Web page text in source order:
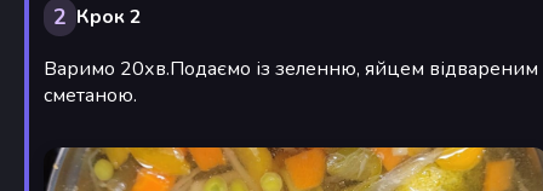
2 Крок 2
Варимо 20хв.Подаємо із зеленню, яйцем відвареним
сметаною.